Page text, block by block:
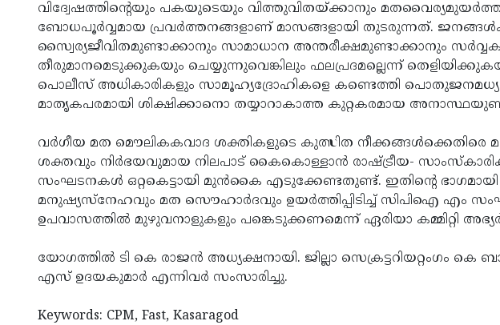
വിദ്വേഷത്തിന്റെയും പകയുടെയും വിത്തുവിതയ്ക്കാനും
ബോധപൂര്‍വ്വമായ പ്രവര്‍ത്തനങ്ങളാണ് മാസങ്ങളായി തുടരുന്നത്.
സ്വൈര്യജീവിതമുണ്ടാക്കാനും സാമാധാന അന്തരീക്ഷമുണ്ടാക്കാനും
തീരുമാനമെടുക്കുകയും ചെയ്യുന്നുവെങ്കിലും ഫലപ്രദമല്ലെന്ന്
പൊലീസ് അധികാരികളും സാമൂഹ്യദ്രോഹികളെ കണ്ടെത്തി
മാതൃകപരമായി ശിക്ഷിക്കാനൊ തയ്യാറാകാത്ത കുറ്റകരമായ
വര്‍ഗീയ മത മൌലികകവാദ ശക്തികളുടെ കുത്സിത
ശക്തവും നിര്‍ഭയവുമായ നിലപാട് കൈകൊള്ളാന്‍ രാഷ്ട്രീയ-
സംഘടനകള്‍ ഒറ്റകെട്ടായി മുന്‍കൈ എടുക്കേണ്ടതുണ്ട്. ഇതിന്റെ ഭാഗമായി
മനുഷ്യസ്നേഹവും മത സൌഹാര്‍ദവും ഉയര്‍ത്തിപ്പിടിച്ച് സിപിഐ എം
ഉപവാസത്തില്‍ മുഴുവനാളുകളും പങ്കെടുക്കണമെന്ന് ഏരിയാ കമ്മിറ്റി
യോഗത്തില്‍ ടി കെ രാജന്‍ അധ്യക്ഷനായി. ജില്ലാ സെക്രട്ടറിയറ്റംഗം
എസ് ഉദയകുമാര്‍ എന്നിവര്‍ സംസാരിച്ചു.
Keywords: CPM, Fast, Kasaragod